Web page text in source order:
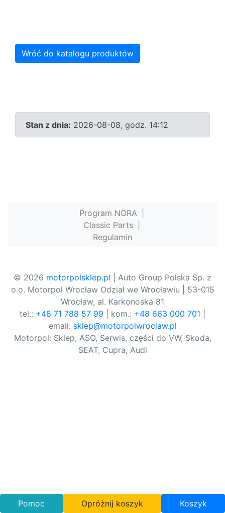
Wróć do katalogu produktów
Stan z dnia: 2026-08-08, godz. 14:12
Program NORA
Classic Parts
Regulamin
© 2026 motorpolsklep.pl | Auto Group Polska Sp. z
o.o. Motorpol Wrocław Odział we Wrocławiu | 53-015
Wrocław, al. Karkonoska 81
tel.: +48 71 788 57 99 | kom.: +48 663 000 701
email: sklep@motorpolwroclaw.pl
Motorpol: Sklep, ASO, Serwis, części do VW, Skoda,
SEAT, Cupra, Audi
Pomoc Opróżnij koszyk Koszyk